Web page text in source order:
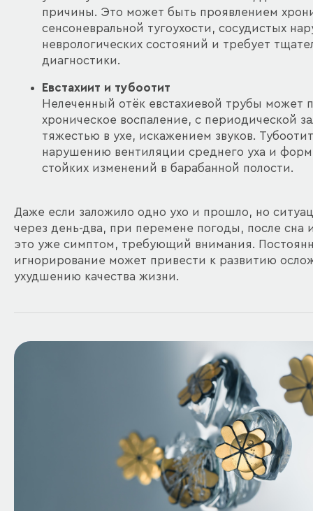
причины. Это может быть проявлением
сенсоневральной тугоухости, сосудистых
неврологических состояний и требует
диагностики.
Евстахиит и тубоотит
Нелеченный отёк евстахиевой трубы может
хроническое воспаление, с периодической
тяжестью в ухе, искажением звуков.
нарушению вентиляции среднего уха и
стойких изменений в барабанной полости.
Даже если заложило одно ухо и прошло, но
через день-два, при перемене погоды, после сна
это уже симптом, требующий внимания.
игнорирование может привести к развитию
ухудшению качества жизни.